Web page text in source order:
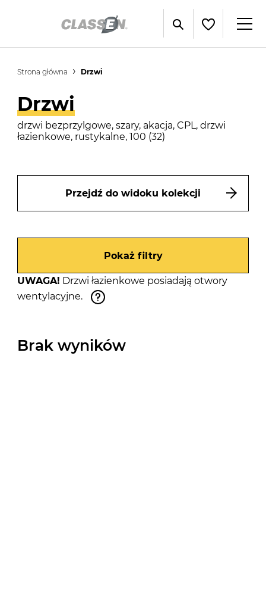
Strona główna Drzwi
Drzwi
drzwi bezprzylgowe, szary, akacja, CPL, drzwi
łazienkowe, rustykalne, 100 (32)
Przejdź do widoku kolekcji
Pokaż filtry
UWAGA! Drzwi łazienkowe posiadają otwory
wentylacyjne.
Brak wyników